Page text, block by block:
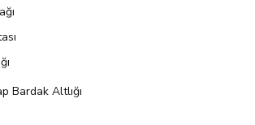
Bardak Altlığı